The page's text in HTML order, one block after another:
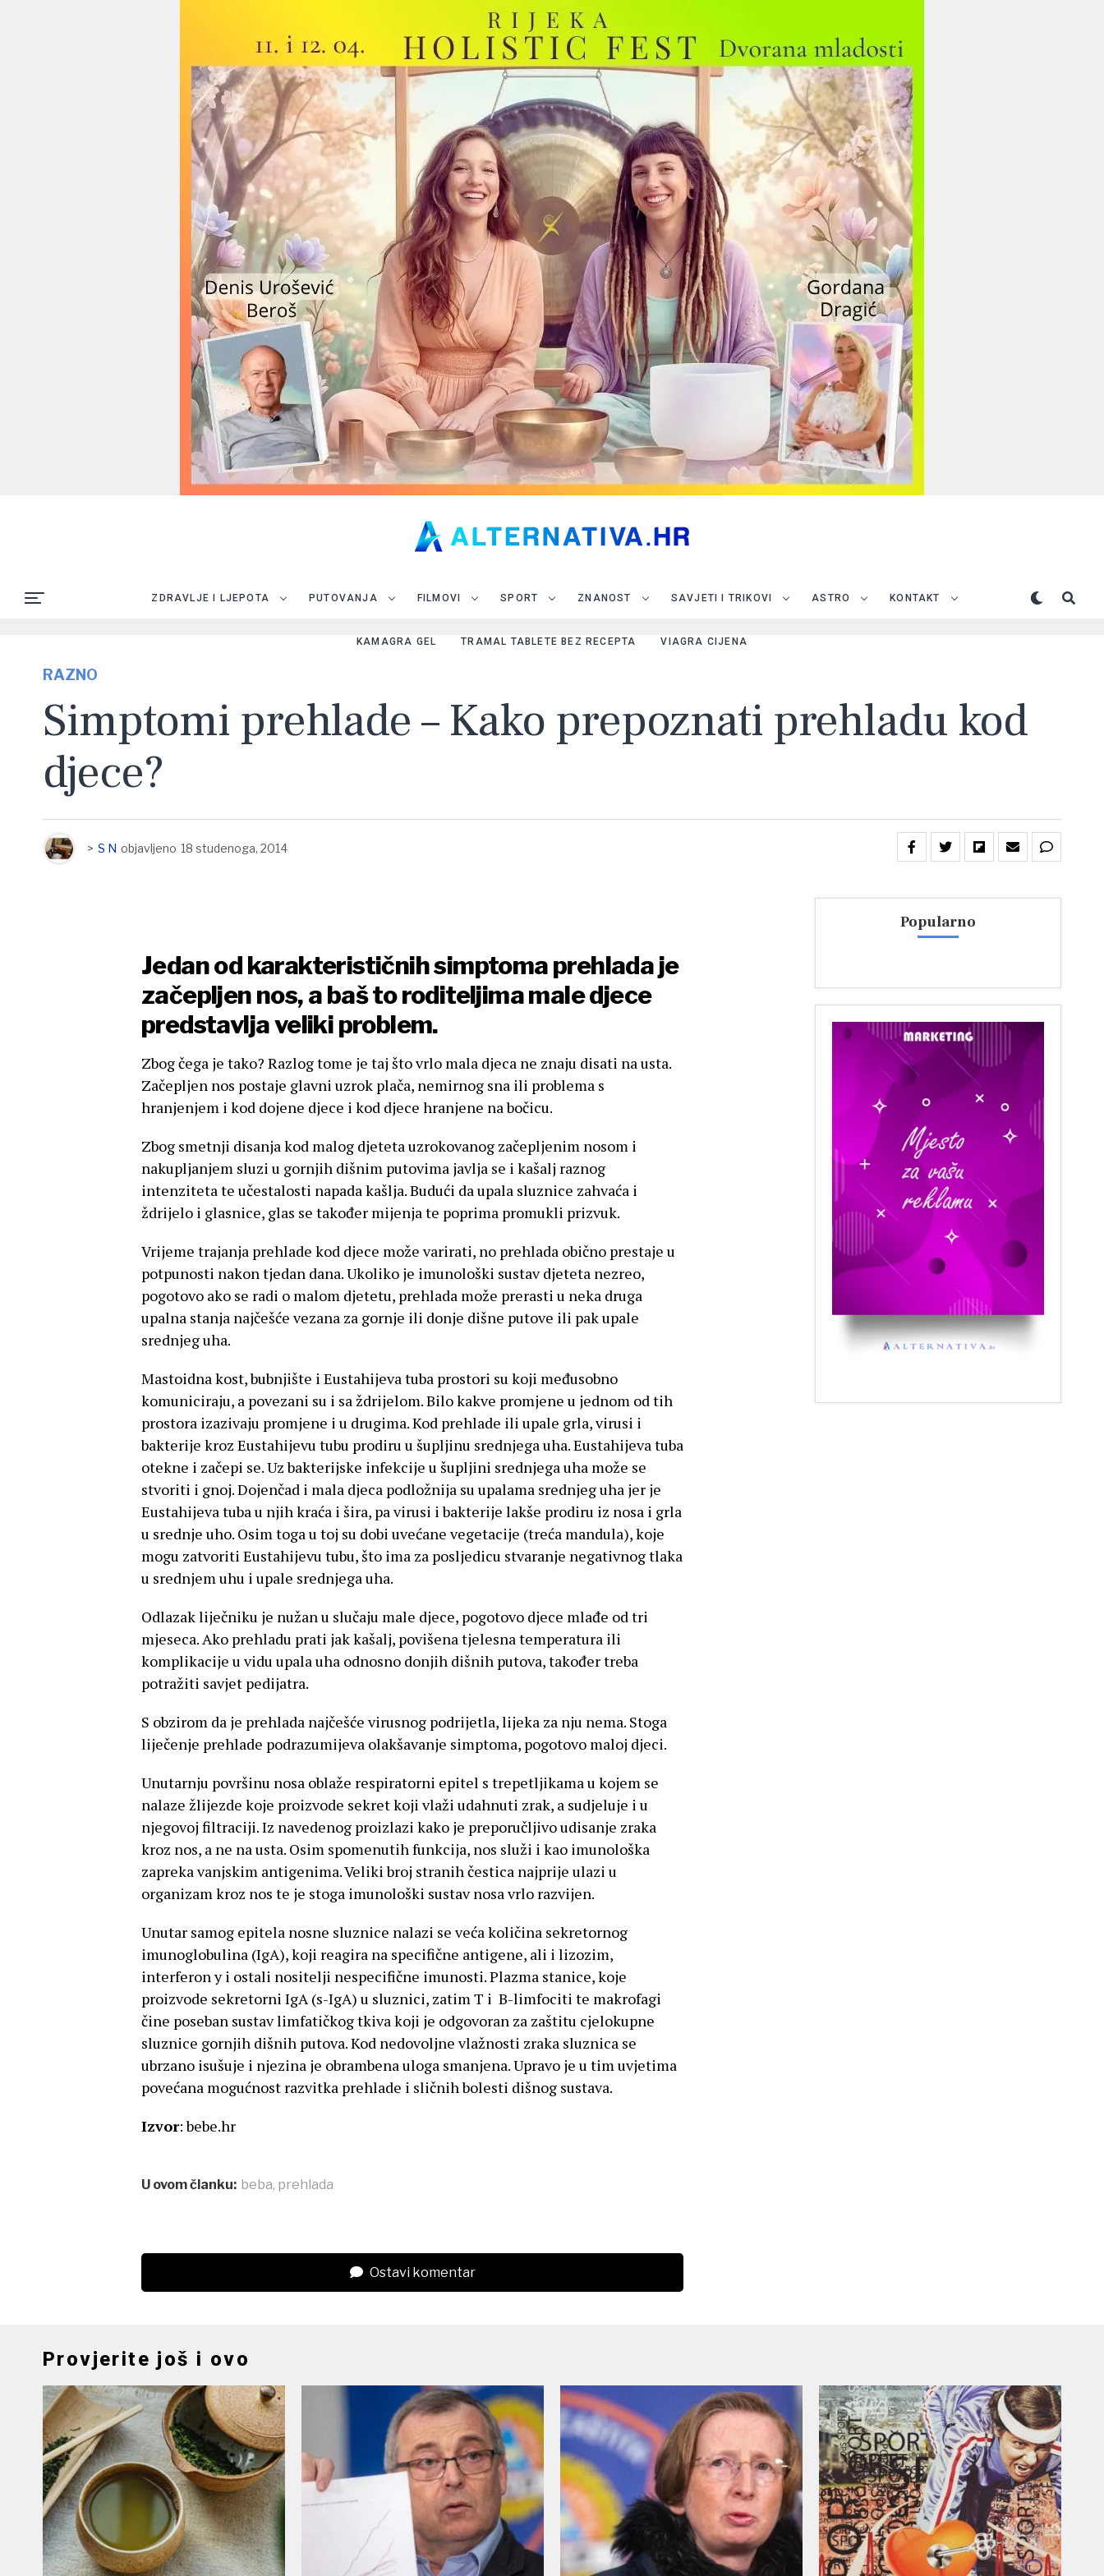
ZDRAVLJE I LJEPOTA PUTOVANJA FILMOVI SPORT ZNANOST SAVJETI I TRIKOVI ASTRO KONTAKT
KAMAGRA GEL TRAMAL TABLETE BEZ RECEPTA VIAGRA CIJENA
RAZNO
Simptomi prehlade – Kako prepoznati prehladu kod
djece?
> S N objavljeno 18 studenoga, 2014
Jedan od karakterističnih simptoma prehlada je
začepljen nos, a baš to roditeljima male djece
predstavlja veliki problem.
Zbog čega je tako? Razlog tome je taj što vrlo mala djeca ne znaju disati na usta.
Začepljen nos postaje glavni uzrok plača, nemirnog sna ili problema s
hranjenjem i kod dojene djece i kod djece hranjene na bočicu.
Zbog smetnji disanja kod malog djeteta uzrokovanog začepljenim nosom i
nakupljanjem sluzi u gornjih dišnim putovima javlja se i kašalj raznog
intenziteta te učestalosti napada kašlja. Budući da upala sluznice zahvaća i
ždrijelo i glasnice, glas se također mijenja te poprima promukli prizvuk.
Vrijeme trajanja prehlade kod djece može varirati, no prehlada obično prestaje u
potpunosti nakon tjedan dana. Ukoliko je imunološki sustav djeteta nezreo,
pogotovo ako se radi o malom djetetu, prehlada može prerasti u neka druga
upalna stanja najčešće vezana za gornje ili donje dišne putove ili pak upale
srednjeg uha.
Mastoidna kost, bubnjište i Eustahijeva tuba prostori su koji međusobno
komuniciraju, a povezani su i sa ždrijelom. Bilo kakve promjene u jednom od tih
prostora izazivaju promjene i u drugima. Kod prehlade ili upale grla, virusi i
bakterije kroz Eustahijevu tubu prodiru u šupljinu srednjega uha. Eustahijeva tuba
otekne i začepi se. Uz bakterijske infekcije u šupljini srednjega uha može se
stvoriti i gnoj. Dojenčad i mala djeca podložnija su upalama srednjeg uha jer je
Eustahijeva tuba u njih kraća i šira, pa virusi i bakterije lakše prodiru iz nosa i grla
u srednje uho. Osim toga u toj su dobi uvećane vegetacije (treća mandula), koje
mogu zatvoriti Eustahijevu tubu, što ima za posljedicu stvaranje negativnog tlaka
u srednjem uhu i upale srednjega uha.
Odlazak liječniku je nužan u slučaju male djece, pogotovo djece mlađe od tri
mjeseca. Ako prehladu prati jak kašalj, povišena tjelesna temperatura ili
komplikacije u vidu upala uha odnosno donjih dišnih putova, također treba
potražiti savjet pedijatra.
S obzirom da je prehlada najčešće virusnog podrijetla, lijeka za nju nema. Stoga
liječenje prehlade podrazumijeva olakšavanje simptoma, pogotovo maloj djeci.
Unutarnju površinu nosa oblaže respiratorni epitel s trepetljikama u kojem se
nalaze žlijezde koje proizvode sekret koji vlaži udahnuti zrak, a sudjeluje i u
njegovoj filtraciji. Iz navedenog proizlazi kako je preporučljivo udisanje zraka
kroz nos, a ne na usta. Osim spomenutih funkcija, nos služi i kao imunološka
zapreka vanjskim antigenima. Veliki broj stranih čestica najprije ulazi u
organizam kroz nos te je stoga imunološki sustav nosa vrlo razvijen.
Unutar samog epitela nosne sluznice nalazi se veća količina sekretornog
imunoglobulina (IgA), koji reagira na specifične antigene, ali i lizozim,
interferon y i ostali nositelji nespecifične imunosti. Plazma stanice, koje
proizvode sekretorni IgA (s-IgA) u sluznici, zatim T i B-limfociti te makrofagi
čine poseban sustav limfatičkog tkiva koji je odgovoran za zaštitu cjelokupne
sluznice gornjih dišnih putova. Kod nedovoljne vlažnosti zraka sluznica se
ubrzano isušuje i njezina je obrambena uloga smanjena. Upravo je u tim uvjetima
povećana mogućnost razvitka prehlade i sličnih bolesti dišnog sustava.
Izvor: bebe.hr
U ovom članku: beba, prehlada
Ostavi komentar
Popularno
Provjerite još i ovo